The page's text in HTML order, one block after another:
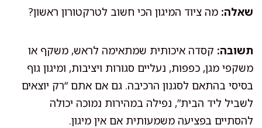
שאלה: מה ציוד המיגון הכי חשוב לטרקטורון ראשון?
תשובה: קסדה איכותית שמתאימה לראש, משקף או
משקפי מגן, כפפות, נעליים סגורות ויציבות, ומיגון גוף
בסיסי בהתאם לסגנון הרכיבה. גם אם אתם “רק יוצאים
לשביל ליד הבית”, נפילה במהירות נמוכה יכולה
להסתיים בפציעה משמעותית אם אין מיגון.